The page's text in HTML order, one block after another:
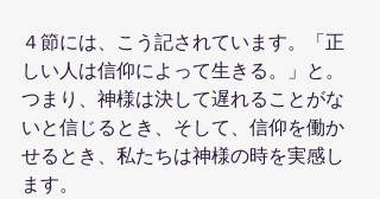
４節には、こう記されています。「正
しい人は信仰によって生きる。」と。
つまり、神様は決して遅れることがな
いと信じるとき、そして、信仰を働か
せるとき、私たちは神様の時を実感し
ます。